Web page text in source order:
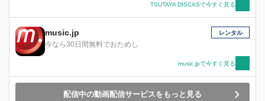
TSUTAYA DISCASで今すぐ見る
music.jp
今なら30日間無料でおためし
レンタル
music.jpで今すぐ見る
配信中の動画配信サービスをもっと見る